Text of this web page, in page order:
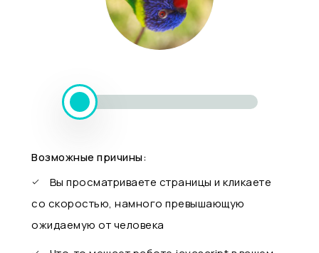
Возможные причины:
Вы просматриваете страницы и кликаете
со скоростью, намного превышающую
ожидаемую от человека